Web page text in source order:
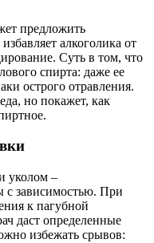
предложить
алкоголика от
Суть в том, что
спирта: даже ее
острого отравления.
но покажет, как
уколом –
с зависимостью. При
к пагубной
даст определенные
избежать срывов: